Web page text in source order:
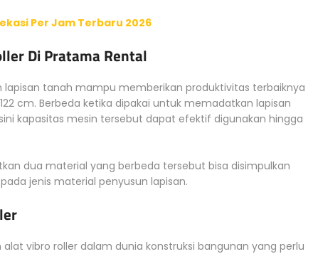
Per Jam Terbaru 2026
Di Pratama Rental
tanah mampu memberikan produktivitas terbaiknya
cm. Berbeda ketika dipakai untuk memadatkan lapisan
kapasitas mesin tersebut dapat efektif digunakan hingga
dua material yang berbeda tersebut bisa disimpulkan
jenis material penyusun lapisan.
vibro roller dalam dunia konstruksi bangunan yang perlu